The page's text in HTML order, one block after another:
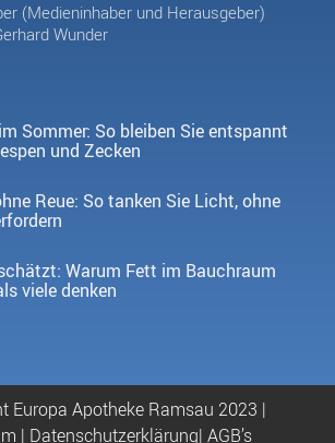
(Medieninhaber und Herausgeber)
Wunder
Sommer: So bleiben Sie entspannt
und Zecken
Reue: So tanken Sie Licht, ohne
Warum Fett im Bauchraum
viele denken
Europa Apotheke Ramsau 2023 |
| Datenschutzerklärung| AGB’s